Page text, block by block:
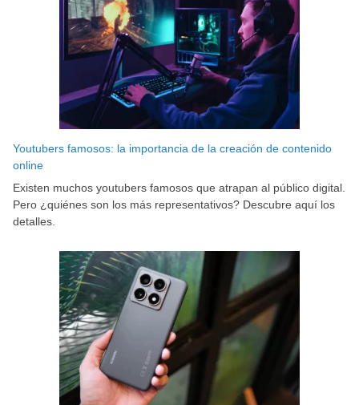
Youtubers famosos: la importancia de la creación de contenido
online
Existen muchos youtubers famosos que atrapan al público digital.
Pero ¿quiénes son los más representativos? Descubre aquí los
detalles.